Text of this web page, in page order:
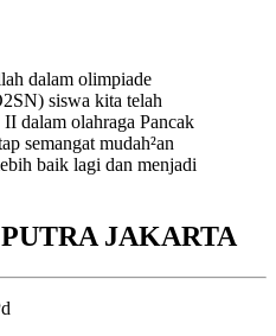
dalam olimpiade
siswa kita telah
dalam olahraga Pancak
semangat mudah²an
baik lagi dan menjadi
JAKARTA